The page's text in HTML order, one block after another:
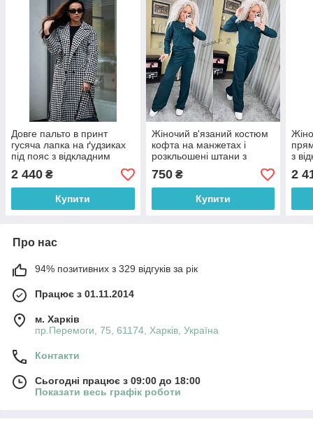
Довге пальто в принт
гусяча лапка на ґудзиках
під пояс з відкладним
6602253Q
2 440 ₴
Купити
Жіночий в'язаний костюм
кофта на манжетах і
розкльошені штани з
куліскою на поясі (р. 42-
46) 7103070
750₴
Купити
з
2
Про нас
94% позитивних з 329 відгуків за рік
Працює з 01.11.2014
м. Харків
пр.Перемоги, 75, 61174, Харків, Україна
Контакти
Сьогодні працює з 09:00 до 18:00
Показати весь графік роботи